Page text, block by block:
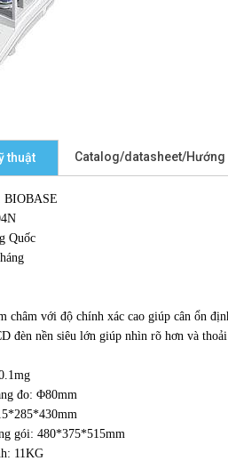
thuật Catalog/datasheet/Hướng
BIOBASE
Quốc
châm với độ chính xác cao giúp cân ổn
đèn nền siêu lớn giúp nhìn rõ hơn và
đo: Φ80mm
gói: 480*375*515mm
11KG